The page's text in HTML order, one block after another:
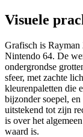
Visuele
Grafisch is Rayman
Nintendo 64. De
ondergrondse
sfeer, met zachte
kleurenpaletten die
bijzonder soepel,
uitstekend tot zijn
is over het
waard is.